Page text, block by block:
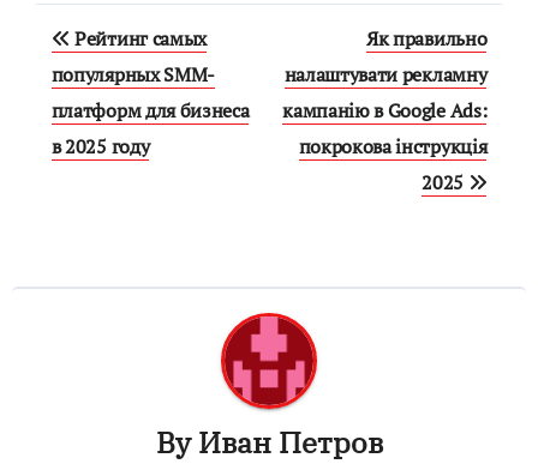
Навигация
по
записям
Рейтинг самых
популярных SMM-
платформ для бизнеса
в 2025 году
Як правильно
налаштувати рекламну
кампанію в Google Ads:
покрокова інструкція
2025
ByИван Петров